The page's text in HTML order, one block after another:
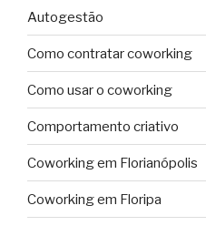
Autogestão
Como contratar coworking
Como usar o coworking
Comportamento criativo
Coworking em Florianópolis
Coworking em Floripa